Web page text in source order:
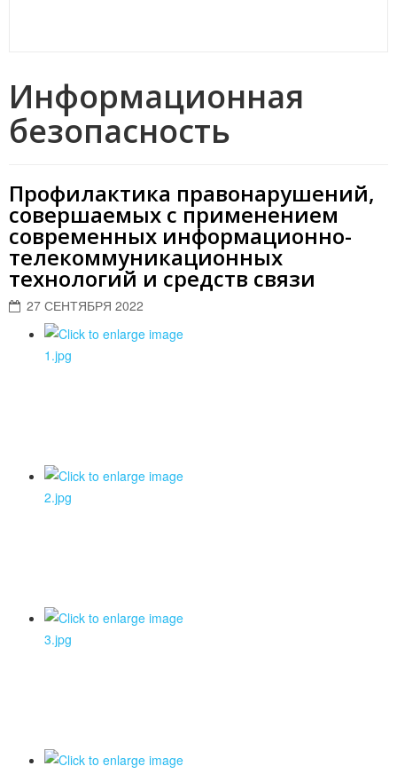
Информационная
безопасность
Профилактика правонарушений,
совершаемых с применением
современных информационно-
телекоммуникационных
технологий и средств связи
27 СЕНТЯБРЯ 2022